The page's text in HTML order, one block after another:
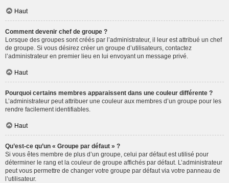
Haut
Comment devenir chef de groupe ?
Lorsque des groupes sont créés par l’administrateur, il leur est attribué un chef
de groupe. Si vous désirez créer un groupe d’utilisateurs, contactez
l’administrateur en premier lieu en lui envoyant un message privé.
Haut
Pourquoi certains membres apparaissent dans une couleur différente ?
L’administrateur peut attribuer une couleur aux membres d’un groupe pour les
rendre facilement identifiables.
Haut
Qu’est-ce qu’un « Groupe par défaut » ?
Si vous êtes membre de plus d’un groupe, celui par défaut est utilisé pour
déterminer le rang et la couleur de groupe affichés par défaut. L’administrateur
peut vous permettre de changer votre groupe par défaut via votre panneau de
l’utilisateur.